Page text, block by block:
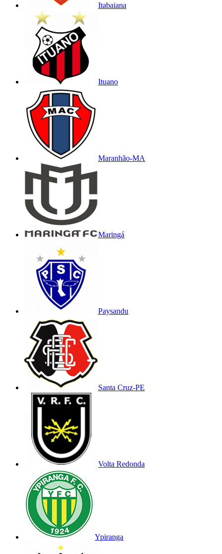
Itabaiana
Ituano
Maranhão-MA
Maringá
Paysandu
Santa Cruz-PE
Volta Redonda
Ypiranga